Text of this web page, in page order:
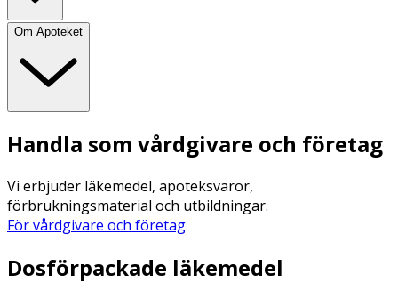
Om Apoteket
Handla som vårdgivare och företag
Vi erbjuder läkemedel, apoteksvaror,
förbrukningsmaterial och utbildningar.
För vårdgivare och företag
Dosförpackade läkemedel